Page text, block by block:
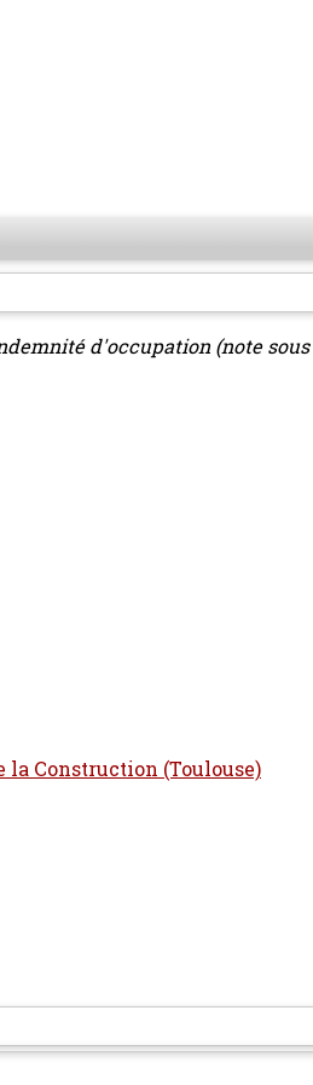
d'occupation (note sous
Construction (Toulouse)